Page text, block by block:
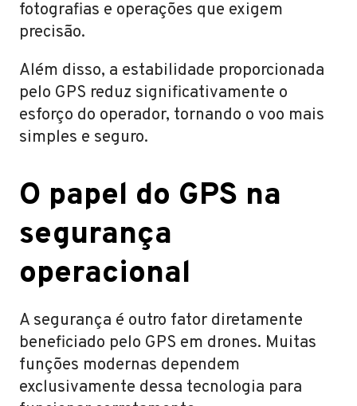
fotografias e operações que exigem
precisão.
Além disso, a estabilidade proporcionada
pelo GPS reduz significativamente o
esforço do operador, tornando o voo mais
simples e seguro.
O papel do GPS na
segurança
operacional
A segurança é outro fator diretamente
beneficiado pelo GPS em drones. Muitas
funções modernas dependem
exclusivamente dessa tecnologia para